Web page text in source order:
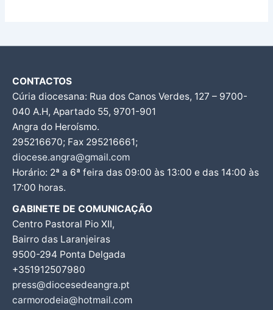
CONTACTOS
Cúria diocesana: Rua dos Canos Verdes, 127 – 9700-
040 A.H, Apartado 55, 9701-901
Angra do Heroísmo.
295216670; Fax 295216661;
diocese.angra@gmail.com
Horário: 2ª a 6ª feira das 09:00 às 13:00 e das 14:00 às
17:00 horas.
GABINETE DE COMUNICAÇÃO
Centro Pastoral Pio XII,
Bairro das Laranjeiras
9500-294 Ponta Delgada
+351912507980
press@diocesedeangra.pt
carmorodeia@hotmail.com